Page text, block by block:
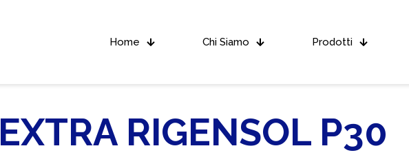
Home Chi Siamo Prodotti
EXTRA RIGENSOL P30